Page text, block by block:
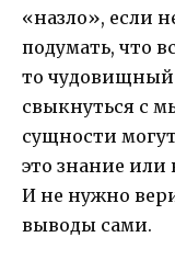
«назло», если
подумать, что
то чудовищный
свыкнуться с
сущности
это знание
И не нужно
выводы сами.